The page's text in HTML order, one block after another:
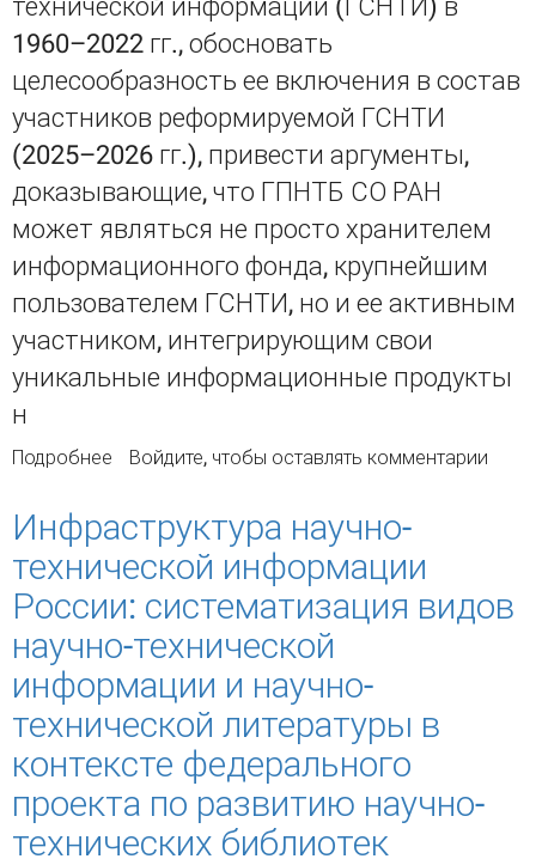
технической информации (ГСНТИ) в
1960–2022 гг., обосновать
целесообразность ее включения в состав
участников реформируемой ГСНТИ
(2025–2026 гг.), привести аргументы,
доказывающие, что ГПНТБ СО РАН
может являться не просто хранителем
информационного фонда, крупнейшим
пользователем ГСНТИ, но и ее активным
участником, интегрирующим свои
уникальные информационные продукты
н
Подробнее о Роль ГПНТБ СО РАН в реформируемой
Войдите, чтобы оставлять комментарии
Инфраструктура научно-
технической информации
России: систематизация видов
научно-технической
информации и научно-
технической литературы в
контексте федерального
проекта по развитию научно-
технических библиотек